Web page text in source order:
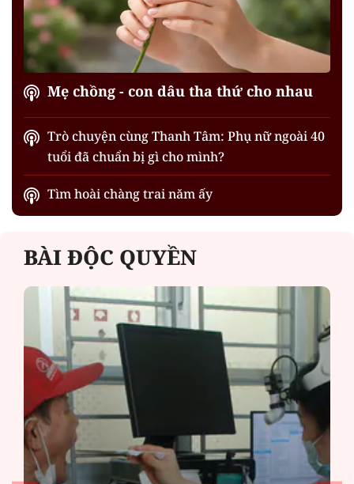
Mẹ chồng - con dâu tha thứ cho nhau
Trò chuyện cùng Thanh Tâm: Phụ nữ ngoài 40
tuổi đã chuẩn bị gì cho mình?
Tìm hoài chàng trai năm ấy
BÀI ĐỘC QUYỀN